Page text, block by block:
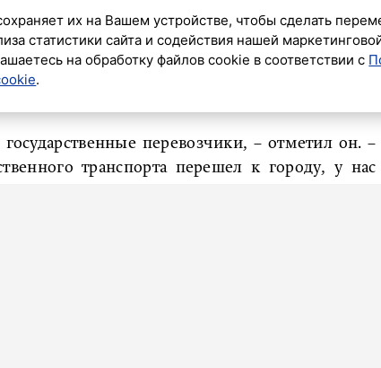
1,7 миллиарда поездок на общественном
чем годом ранее, сообщил сегодня в ходе
перед депутатами Законодательного собрания
перевозчики, – отметил он. –
транспорта перешел к городу, у нас
их на Вашем устройстве, чтобы сделать
статистики сайта и содействия нашей
на обработку файлов cookie в соответствии с
.